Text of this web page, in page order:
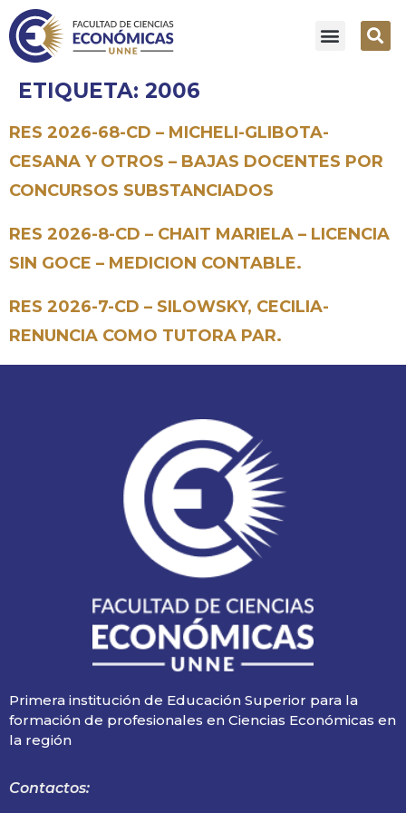
ETIQUETA: 2006
RES 2026-68-CD – MICHELI-GLIBOTA-
CESANA Y OTROS – BAJAS DOCENTES POR
CONCURSOS SUBSTANCIADOS
RES 2026-8-CD – CHAIT MARIELA – LICENCIA
SIN GOCE – MEDICION CONTABLE.
RES 2026-7-CD – SILOWSKY, CECILIA-
RENUNCIA COMO TUTORA PAR.
Primera institución de Educación Superior para la
formación de profesionales en Ciencias Económicas en
la región
Contactos: